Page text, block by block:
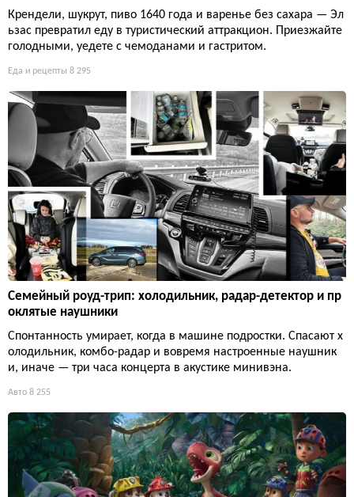
Крендели, шукрут, пиво 1640 года и варенье без сахара — Эл
ьзас превратил еду в туристический аттракцион. Приезжайте
голодными, уедете с чемоданами и гастритом.
Еда и рецепты 8 295
Семейный роуд-трип: холодильник, радар-детектор и пр
оклятые наушники
Спонтанность умирает, когда в машине подростки. Спасают х
олодильник, комбо-радар и вовремя настроенные наушник
и, иначе — три часа концерта в акустике минивэна.
Авто 8 255